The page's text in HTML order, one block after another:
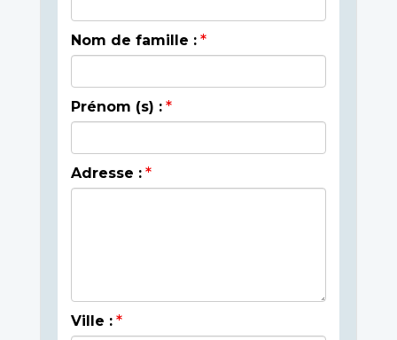
Nom de famille :
Prénom (s) :
Adresse :
Ville :